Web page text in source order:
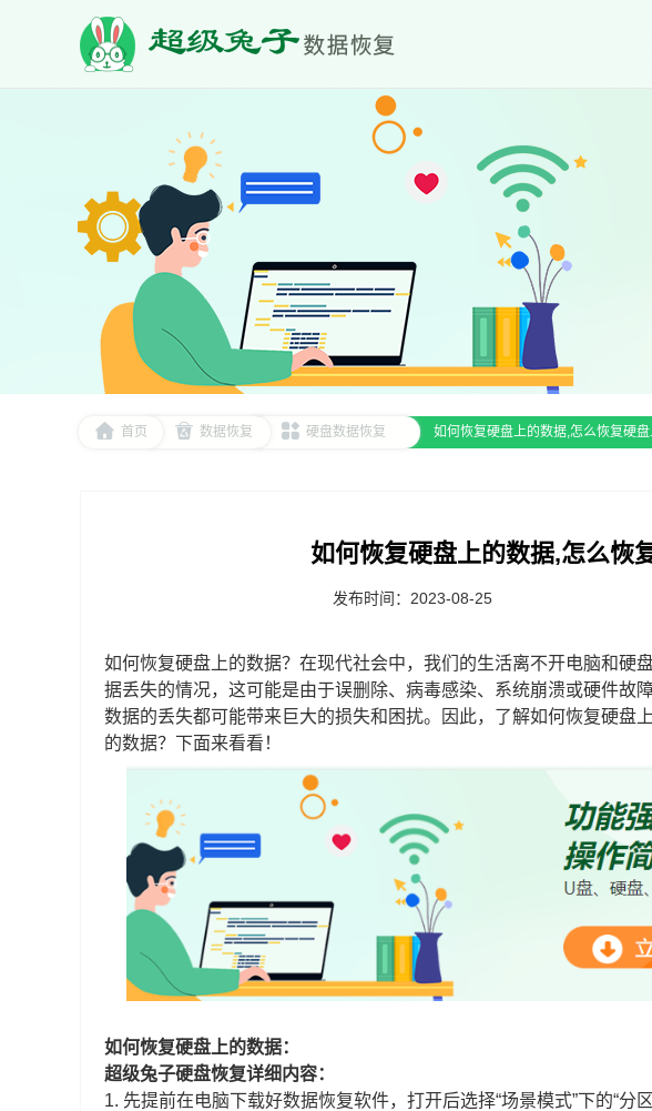
首页 数据恢复 硬盘数据恢复 如何恢复硬盘上的数据,怎么恢复硬
如何恢复硬盘上的数据,怎么恢
发布时间：2023-08-25
如何恢复硬盘上的数据？在现代社会中，我们的生活离不开电脑和硬
据丢失的情况，这可能是由于误删除、病毒感染、系统崩溃或硬件故
数据的丢失都可能带来巨大的损失和困扰。因此，了解如何恢复硬盘
的数据？下面来看看！
如何恢复硬盘上的数据：
超级兔子硬盘恢复详细内容：
1. 先提前在电脑下载好数据恢复软件，打开后选择“场景模式”下的“分区